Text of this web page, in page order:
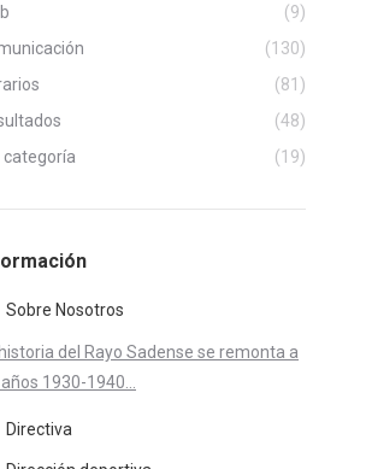
(9)
(130)
(81)
(48)
categoría
(19)
Sobre Nosotros
historia del Rayo Sadense se remonta a
años 1930-1940...
Directiva